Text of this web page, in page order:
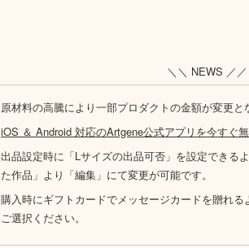
＼＼ NEWS ／／
原材料の高騰により一部プロダクトの金額が変更
iOS ＆ Android 対応のArtgene公式アプリを今すぐ
出品設定時に「Lサイズの出品可否」を設定できる
た作品」より「編集」にて変更が可能です。
購入時にギフトカードでメッセージカードを贈れ
ご選択ください。